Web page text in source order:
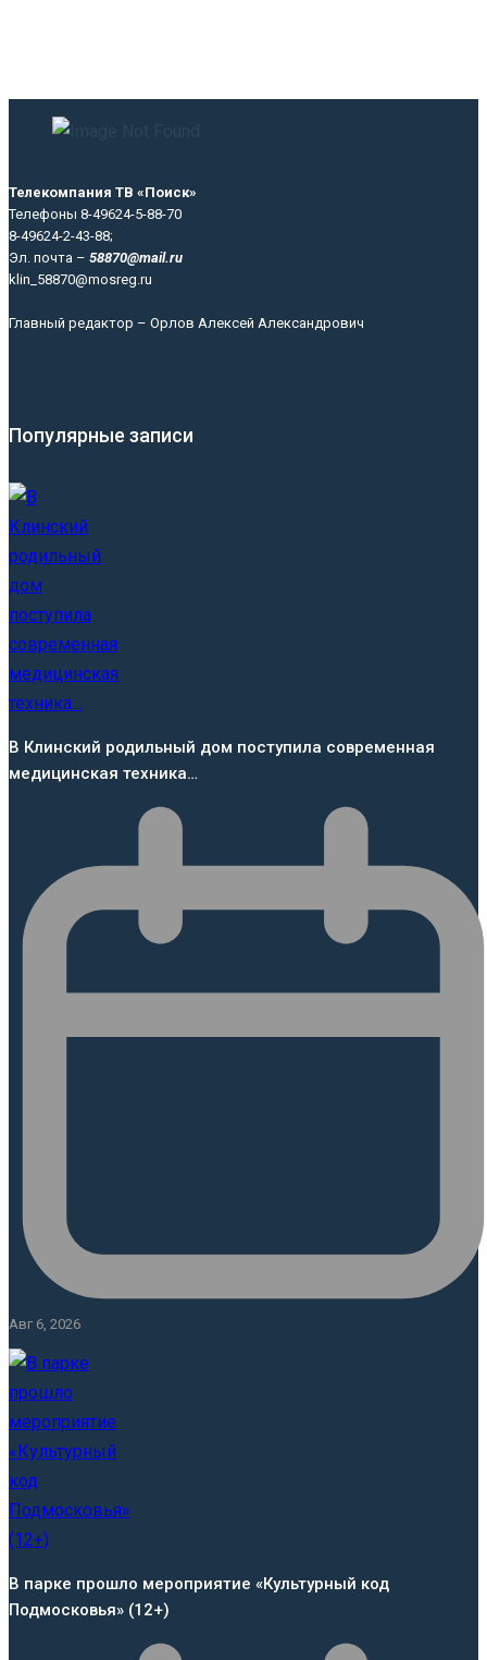
Телекомпания ТВ «Поиск»
Телефоны 8-49624-5-88-70
8-49624-2-43-88;
Эл. почта – 58870@mail.ru
klin_58870@mosreg.ru
Главный редактор – Орлов Алексей Александрович
Популярные записи
В Клинский родильный дом поступила современная
медицинская техника…
Авг 6, 2026
В парке прошло мероприятие «Культурный код
Подмосковья» (12+)